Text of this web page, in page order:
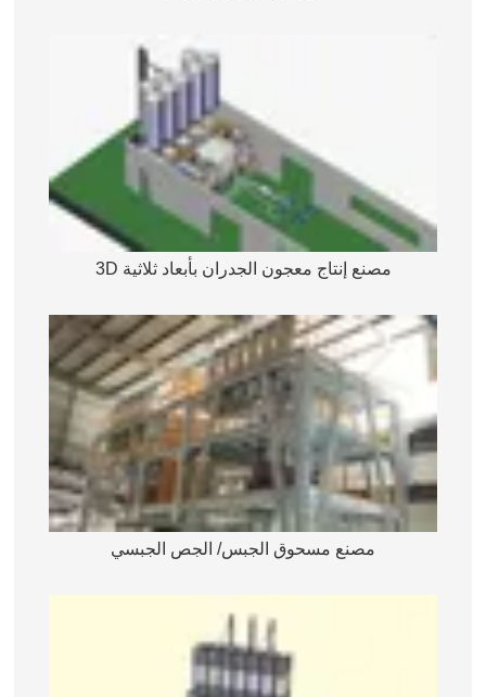
مصنع إنتاج معجون الجدران بأبعاد ثلاثية 3D
مصنع مسحوق الجبس/ الجص الجبسي